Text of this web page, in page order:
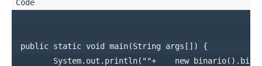
public static void main(String args[]) {
System.out.println(""+    new